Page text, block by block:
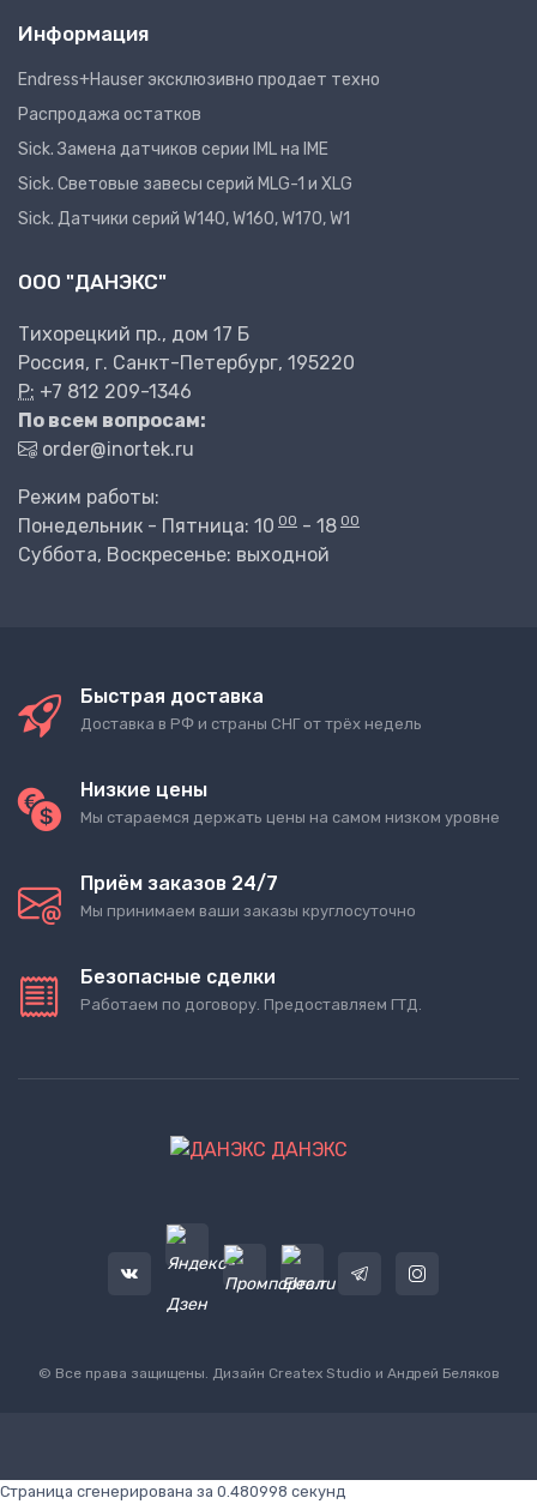
Информация
Endress+Hauser эксклюзивно продает техно
Распродажа остатков
Sick. Замена датчиков серии IML на IME
Sick. Световые завесы серий MLG-1 и XLG
Sick. Датчики серий W140, W160, W170, W1
ООО "ДАНЭКС"
Тихорецкий пр., дом 17 Б
Россия, г. Санкт-Петербург, 195220
P: +7 812 209-1346
По всем вопросам:
order@inortek.ru
Режим работы:
Понедельник - Пятница: 10 00 - 18 00
Суббота, Воскресенье: выходной
Быстрая доставка
Доставка в РФ и страны СНГ от трёх недель
Низкие цены
Мы стараемся держать цены на самом низком уровне
Приём заказов 24/7
Мы принимаем ваши заказы круглосуточно
Безопасные сделки
Работаем по договору. Предоставляем ГТД.
ДАНЭКС
© Все права защищены. Дизайн Createx Studio и Андрей Беляков
Страница сгенерирована за 0.480998 секунд